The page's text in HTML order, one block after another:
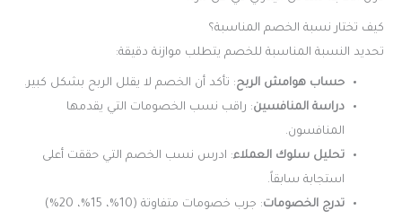
كيف تختار نسبة الخصم المناسبة؟
تحديد النسبة المناسبة للخصم يتطلب موازنة دقيقة:
حساب هوامش الربح: تأكد أن الخصم لا يقلل الربح بشكل كبير.
دراسة المنافسين: راقب نسب الخصومات التي يقدمها
المنافسون.
تحليل سلوك العملاء: ادرس نسب الخصم التي حققت أعلى
استجابة سابقاً.
تدرج الخصومات
: جرب خصومات متفاوتة (10%، 15%، 20%)